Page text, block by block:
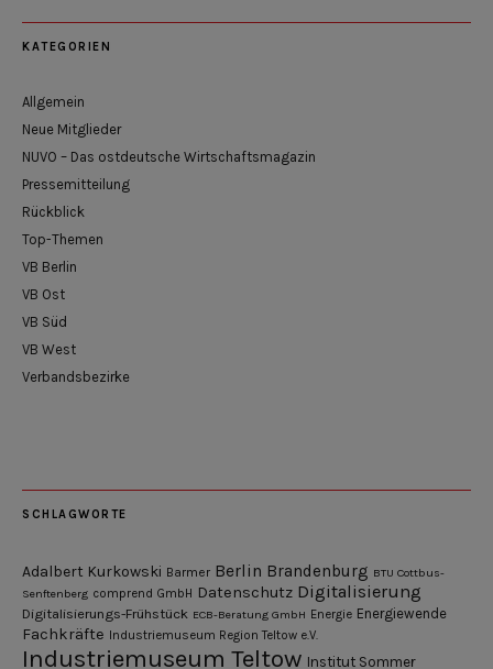
KATEGORIEN
Allgemein
Neue Mitglieder
NUVO – Das ostdeutsche Wirtschaftsmagazin
Pressemitteilung
Rückblick
Top-Themen
VB Berlin
VB Ost
VB Süd
VB West
Verbandsbezirke
SCHLAGWORTE
Adalbert Kurkowski Barmer Berlin Brandenburg BTU Cottbus-
Senftenberg comprend GmbH Datenschutz Digitalisierung
Digitalisierungs-Frühstück ECB-Beratung GmbH Energie Energiewende
Fachkräfte Industriemuseum Region Teltow e.V.
Industriemuseum Teltow Institut Sommer